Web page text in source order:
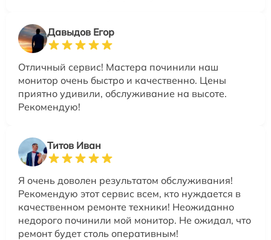
Давыдов Егор
Отличный сервис! Мастера починили наш
монитор очень быстро и качественно. Цены
приятно удивили, обслуживание на высоте.
Рекомендую!
Титов Иван
Я очень доволен результатом обслуживания!
Рекомендую этот сервис всем, кто нуждается в
качественном ремонте техники! Неожиданно
недорого починили мой монитор. Не ожидал, что
ремонт будет столь оперативным!